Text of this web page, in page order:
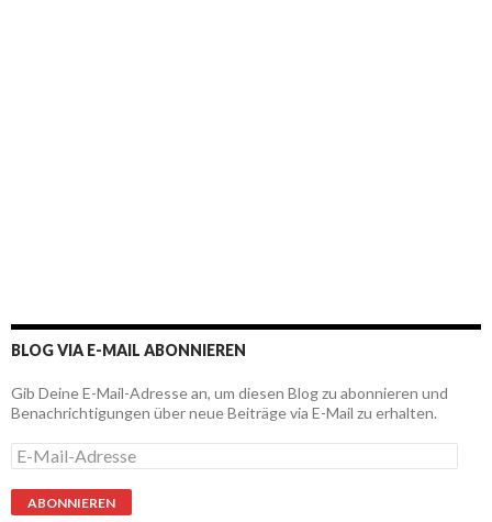
BLOG VIA E-MAIL ABONNIEREN
Gib Deine E-Mail-Adresse an, um diesen Blog zu abonnieren und
Benachrichtigungen über neue Beiträge via E-Mail zu erhalten.
E
-
M
a